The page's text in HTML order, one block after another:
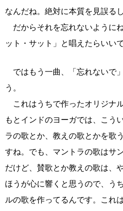
なんだね。絶対に本質を見誤る
だからそれを忘れないように
ット・サット」と唱えたらいいで
ではもう一曲、「忘れないで
う。
これはうちで作ったオリジナ
もとインドのヨーガでは、こう
ラの歌とか、教えの歌とかを歌
すね。でも、マントラの歌はサ
だけど、賛歌とか教えの歌は、
ほうが心に響くと思うので、う
ルの歌を作ってるんです。これ